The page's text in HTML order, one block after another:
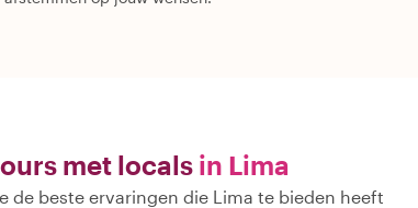
met locals in Lima
de beste ervaringen die Lima te bieden heeft